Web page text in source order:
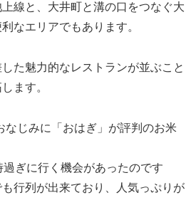
線と、大井町と溝の口をつなぐ大
なエリアでもあります。
た魅力的なレストランが並ぶこと
ます。
なじみに「おはぎ」が評判のお米
ぎに行く機会があったのです
行列が出来ており、人気っぷりが